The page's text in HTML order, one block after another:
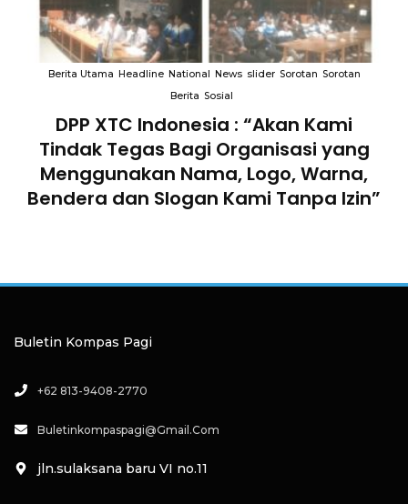
Berita Utama Headline National News slider Sorotan Sorotan
Berita Sosial
DPP XTC Indonesia : “Akan Kami
Tindak Tegas Bagi Organisasi yang
Menggunakan Nama, Logo, Warna,
Bendera dan Slogan Kami Tanpa Izin”
Buletin Kompas Pagi
+62 813-9408-2770
Buletinkompaspagi@gmail.com
jln.sulaksana baru VI no.11